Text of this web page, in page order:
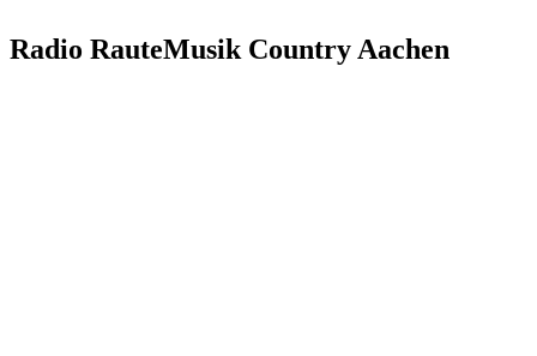
Radio RauteMusik Country Aachen